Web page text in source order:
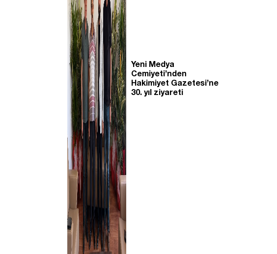
Yeni Medya
Cemiyeti’nden
Hakimiyet Gazetesi’ne
30. yıl ziyareti